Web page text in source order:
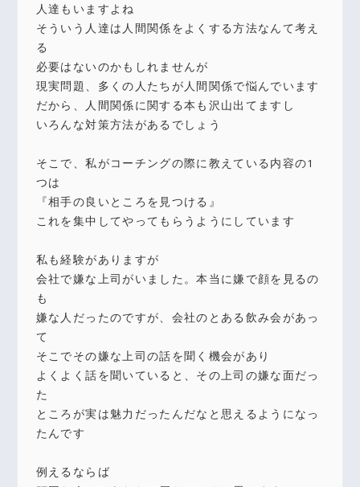
人達もいますよね
そういう人達は人間関係をよくする方法なんて考え
る
必要はないのかもしれませんが
現実問題、多くの人たちが人間関係で悩んでいます
だから、人間関係に関する本も沢山出てますし
いろんな対策方法があるでしょう
そこで、私がコーチングの際に教えている内容の1
つは
『相手の良いところを見つける』
これを集中してやってもらうようにしています
私も経験がありますが
会社で嫌な上司がいました。本当に嫌で顔を見るの
も
嫌な人だったのですが、会社のとある飲み会があっ
て
そこでその嫌な上司の話を聞く機会があり
よくよく話を聞いていると、その上司の嫌な面だっ
た
ところが実は魅力だったんだなと思えるようになっ
たんです
例えるならば